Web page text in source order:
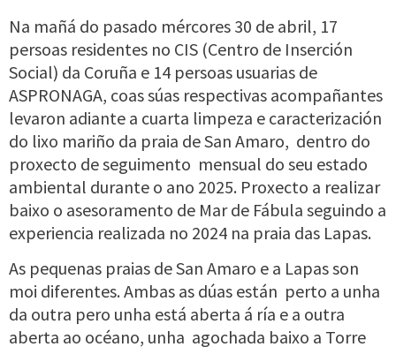
Na mañá do pasado mércores 30 de abril, 17
persoas residentes no CIS (Centro de Inserción
Social) da Coruña e 14 persoas usuarias de
ASPRONAGA, coas súas respectivas acompañantes
levaron adiante a cuarta limpeza e caracterización
do lixo mariño da praia de San Amaro, dentro do
proxecto de seguimento mensual do seu estado
ambiental durante o ano 2025. Proxecto a realizar
baixo o asesoramento de Mar de Fábula seguindo a
experiencia realizada no 2024 na praia das Lapas.
As pequenas praias de San Amaro e a Lapas son
moi diferentes. Ambas as dúas están perto a unha
da outra pero unha está aberta á ría e a outra
aberta ao océano, unha agochada baixo a Torre